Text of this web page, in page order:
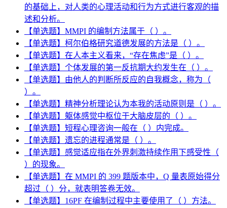
的基础上，对人类的心理活动和行为方式进行客观的描
述和分析。
【单选题】MMPI 的编制方法属于（ ）。
【单选题】柯尔伯格研究道德发展的方法是（ ）。
【单选题】在人本主义看来，“存在焦虑”是（ ）。
【单选题】个体发展的第一反抗期大约发生在（ ）。
【单选题】由他人的判断所反应的自我概念，称为（
）。
【单选题】精神分析理论认为本我的活动原则是（ ）。
【单选题】躯体感觉中枢位于大脑皮层的（ ）。
【单选题】短程心理咨询一般在（ ）内完成。
【单选题】遗忘的进程通常是（ ）。
【单选题】感觉适应指在外界刺激持续作用下感受性（
）的现象。
【单选题】在 MMPI 的 399 题版本中，Q 量表原始得分
超过（ ）分，就表明答卷无效。
【单选题】16PF 在编制过程中主要使用了（ ）方法。